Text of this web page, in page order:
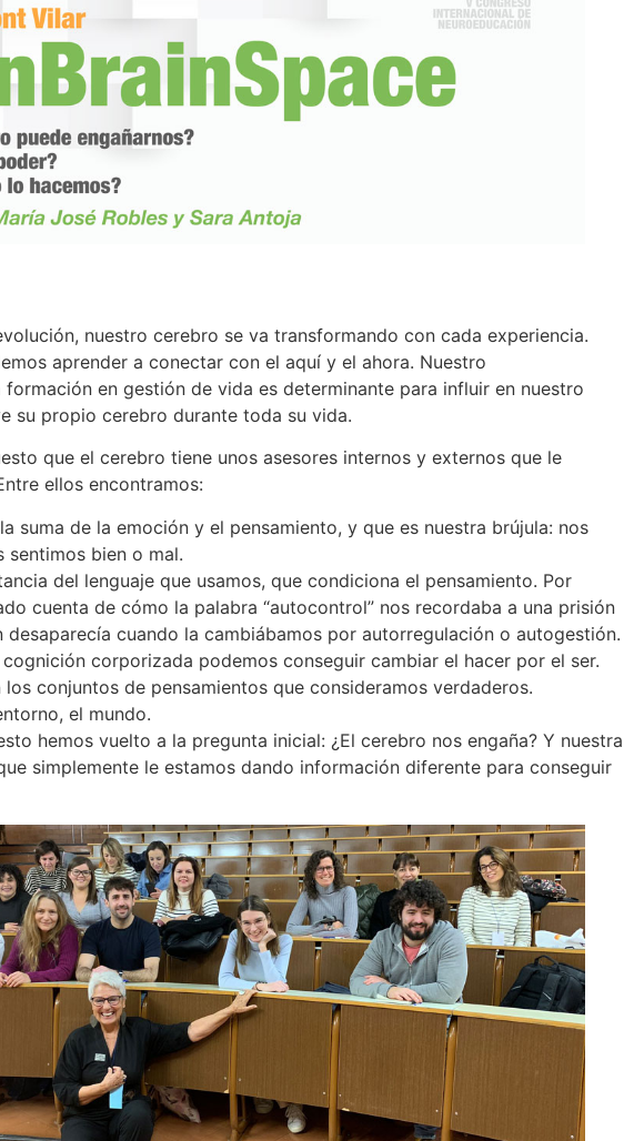
nuestro cerebro se va transformando con cada experiencia.
aprender a conectar con el aquí y el ahora. Nuestro
en gestión de vida es determinante para influir en nuestro
su propio cerebro durante toda su vida.
que el cerebro tiene unos asesores internos y externos que le
ellos encontramos:
suma de la emoción y el pensamiento, y que es nuestra brújula: nos
sentimos bien o mal.
del lenguaje que usamos, que condiciona el pensamiento. Por
cuenta de cómo la palabra “autocontrol” nos recordaba a una prisión
cuando la cambiábamos por autorregulación o autogestión.
corporizada podemos conseguir cambiar el hacer por el ser.
los conjuntos de pensamientos que consideramos verdaderos.
el mundo.
hemos vuelto a la pregunta inicial: ¿El cerebro nos engaña? Y nuestra
simplemente le estamos dando información diferente para conseguir